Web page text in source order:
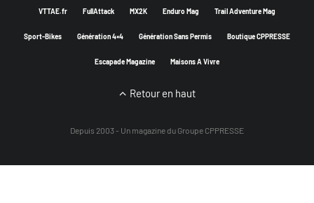
VTTAE.fr FullAttack MX2K Enduro Mag Trail Adventure Mag
Sport-Bikes Génération 4×4 Génération Sans Permis Boutique CPPRESSE
Escapade Magazine Maisons A Vivre
Retour en haut
Depuis 2003 - Un magazine du Groupe CPPRESSE